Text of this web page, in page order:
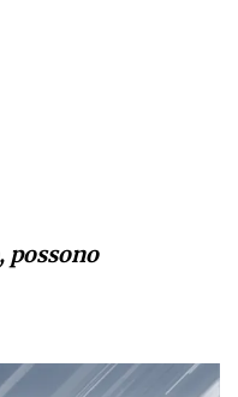
possono